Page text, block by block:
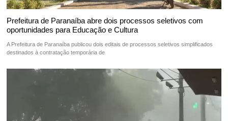
Prefeitura de Paranaíba abre dois processos seletivos com
oportunidades para Educação e Cultura
A Prefeitura de Paranaíba publicou dois editais de processos seletivos simplificados
destinados à contratação temporária de